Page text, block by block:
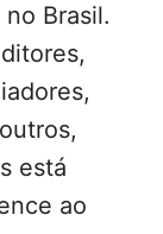
Brasil.
está
ao